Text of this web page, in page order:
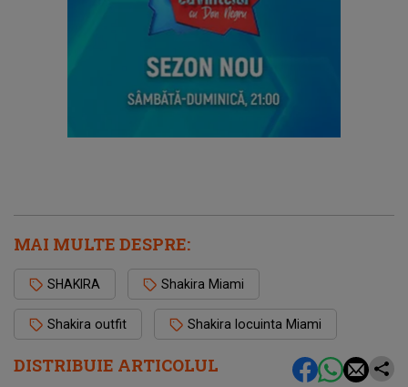
DISTRIBUIE ARTICOLUL
MAI MULTE DESPRE:
SHAKIRA Shakira Miami
Shakira outfit Shakira locuinta Miami